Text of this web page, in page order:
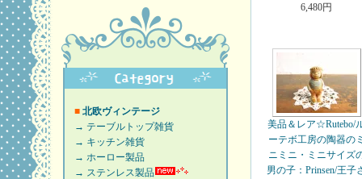
■ 北欧ヴィンテージ
→ テーブルトップ雑貨
→ キッチン雑貨
→ ホーロー製品
→ ステンレス製品
6,480円
美品＆レア☆Rutebo/
ーテボ工房の陶器の
ニミニ・ミニサイズ
男の子：Prinsen/王子